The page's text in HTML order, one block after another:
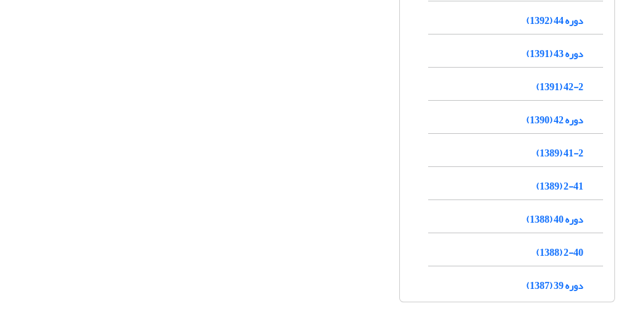
دوره 44 (1392)
دوره 43 (1391)
42-2 (1391)
دوره 42 (1390)
41-2 (1389)
2-41 (1389)
دوره 40 (1388)
2-40 (1388)
دوره 39 (1387)